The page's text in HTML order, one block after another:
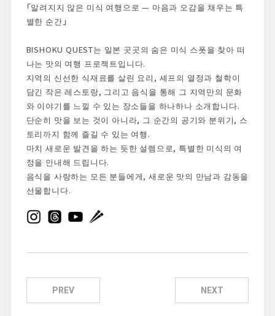
「알려지지 않은 미식 여행으로 — 마음과 오감을 채우는 특
별한 순간」
BISHOKU QUEST는 일본 곳곳의 숨은 미식 스폿을 찾아 떠
나는 맛의 여행 프로젝트입니다.
지역의 신선한 식재료를 살린 요리, 셰프의 열정과 철학이
담긴 작은 레스토랑, 그리고 음식을 통해 그 지역만의 문화
와 이야기를 느낄 수 있는 장소들을 하나하나 소개합니다.
단순히 맛을 보는 것이 아니라, 그 순간의 공기와 분위기, 스
토리까지 함께 즐길 수 있는 여행.
마치 새로운 발견을 하는 듯한 설렘으로, 특별한 미식의 여
정을 안내해 드립니다.
음식을 사랑하는 모든 분들에게, 새로운 맛의 만남과 감동을
선물합니다.
PREV NEXT